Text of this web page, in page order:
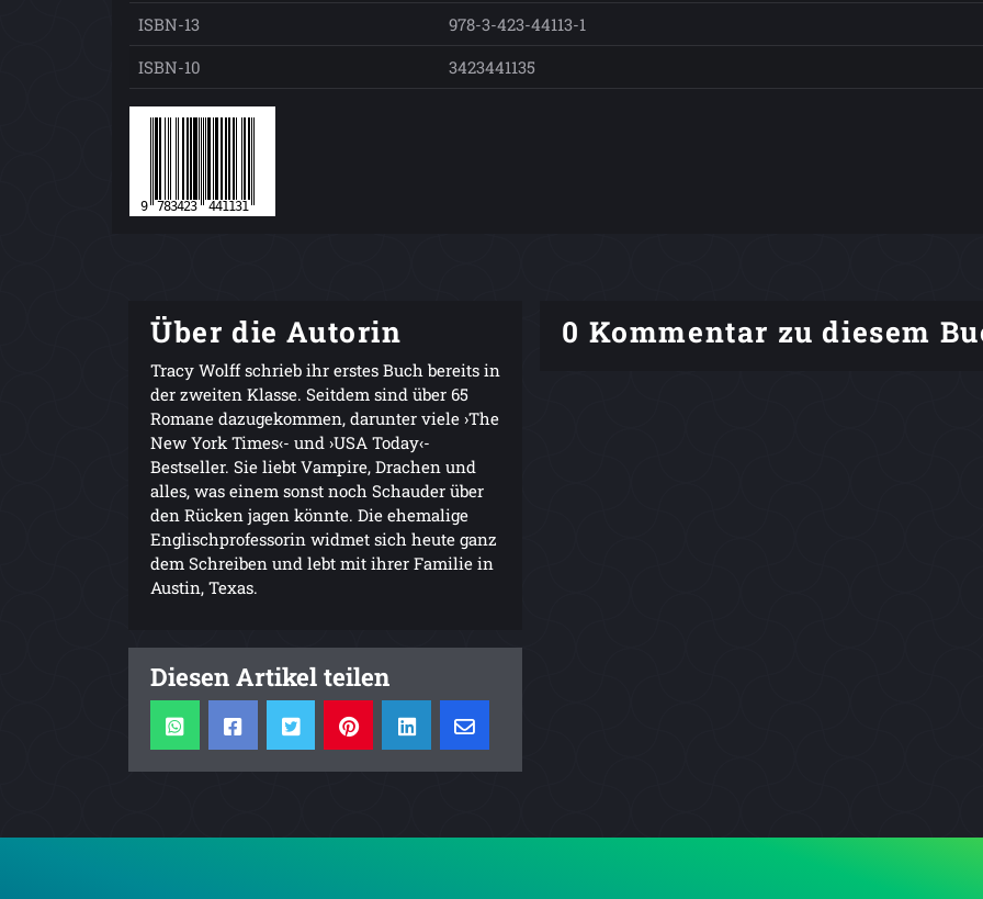
ISBN-13
978-3-423-44113-1
ISBN-10
3423441135
Über die Autorin
Tracy Wolff schrieb ihr erstes Buch bereits in
der zweiten Klasse. Seitdem sind über 65
Romane dazugekommen, darunter viele ›The
New York Times‹- und ›USA Today‹-
Bestseller. Sie liebt Vampire, Drachen und
alles, was einem sonst noch Schauder über
den Rücken jagen könnte. Die ehemalige
Englischprofessorin widmet sich heute ganz
dem Schreiben und lebt mit ihrer Familie in
Austin, Texas.
Diesen Artikel teilen
0 Kommentar zu diesem